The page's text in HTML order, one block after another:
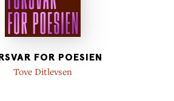
FOR POESIEN
Tove Ditlevsen